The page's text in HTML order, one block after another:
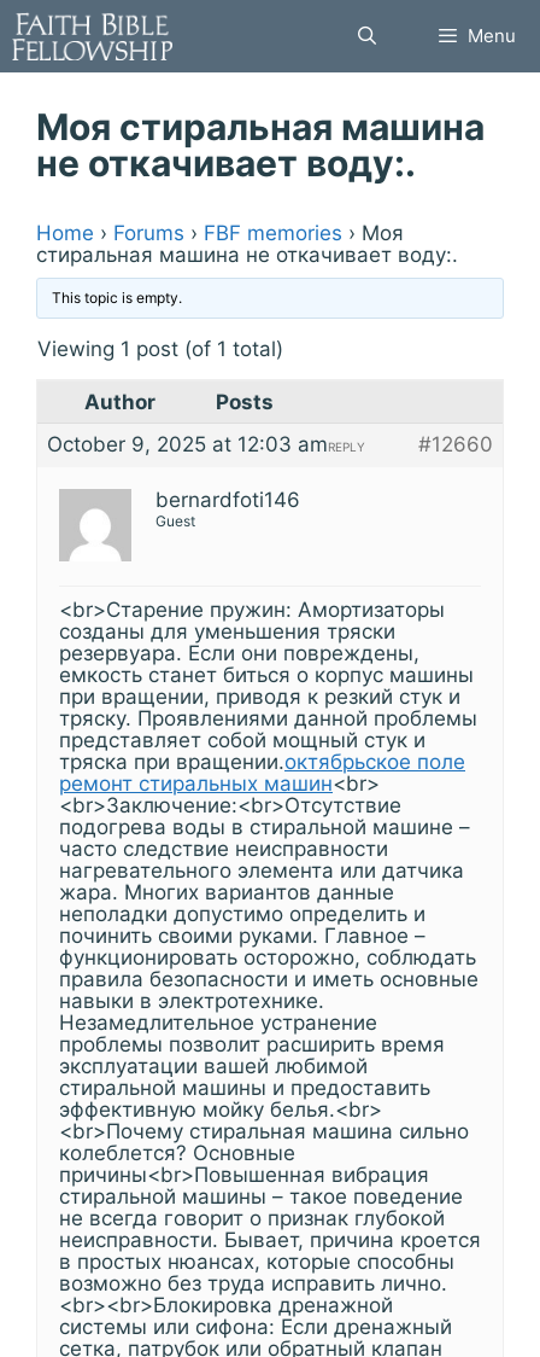
Skip
to
content
Menu
Моя стиральная машина
не откачивает воду:.
Home › Forums › FBF memories › Моя
стиральная машина не откачивает воду:.
This topic is empty.
Viewing 1 post (of 1 total)
Author
Posts
October 9, 2025 at 12:03 am
#12660
REPLY
bernardfoti146
Guest
<br>Старение пружин: Амортизаторы
созданы для уменьшения тряски
резервуара. Если они повреждены,
емкость станет биться о корпус машины
при вращении, приводя к резкий стук и
тряску. Проявлениями данной проблемы
представляет собой мощный стук и
тряска при вращении.октябрьское поле
ремонт стиральных машин<br>
<br>Заключение:<br>Отсутствие
подогрева воды в стиральной машине –
часто следствие неисправности
нагревательного элемента или датчика
жара. Многих вариантов данные
неполадки допустимо определить и
починить своими руками. Главное –
функционировать осторожно, соблюдать
правила безопасности и иметь основные
навыки в электротехнике.
Незамедлительное устранение
проблемы позволит расширить время
эксплуатации вашей любимой
стиральной машины и предоставить
эффективную мойку белья.<br>
<br>Почему стиральная машина сильно
колеблется? Основные
причины<br>Повышенная вибрация
стиральной машины – такое поведение
не всегда говорит о признак глубокой
неисправности. Бывает, причина кроется
в простых нюансах, которые способны
возможно без труда исправить лично.
<br><br>Блокировка дренажной
системы или сифона: Если дренажный
сетка, патрубок или обратный клапан